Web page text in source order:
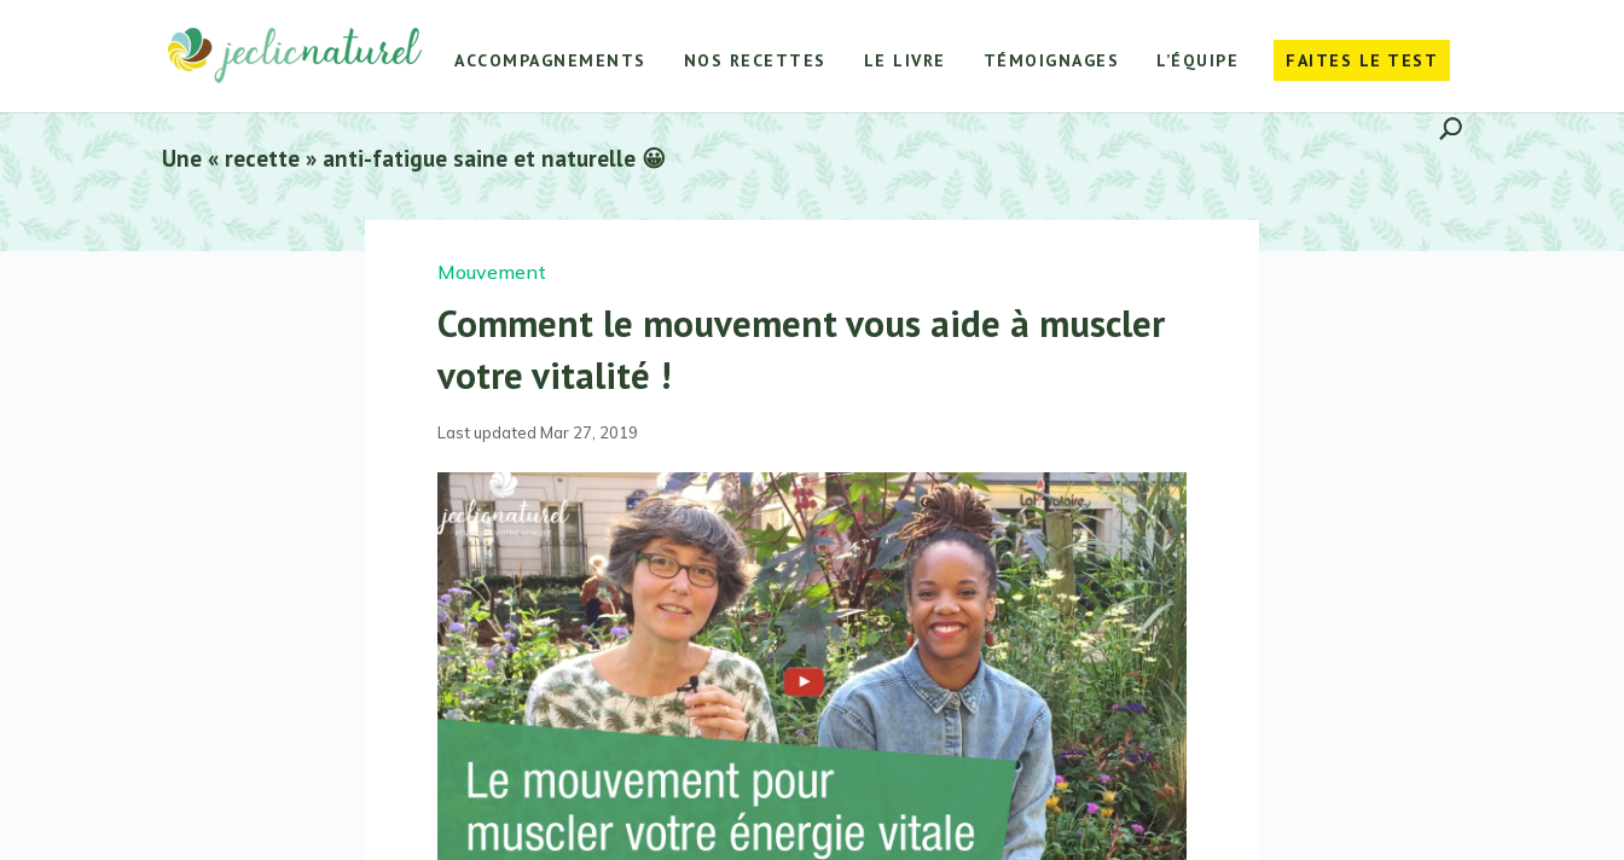
ACCOMPAGNEMENTS NOS RECETTES LE LIVRE TÉMOIGNAGES L’ÉQUIPE FAITES LE TEST
Une « recette » anti-fatigue saine et naturelle 😀
Mouvement
Comment le mouvement vous aide à muscler
votre vitalité !
Last updated Mar 27, 2019